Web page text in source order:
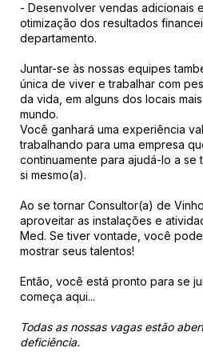
- Desenvolver vendas adicionais
otimização dos resultados
departamento.
Juntar-se às nossas equipes
única de viver e trabalhar com
da vida, em alguns dos locais
mundo.
Você ganhará uma experiência
trabalhando para uma empresa
continuamente para ajudá-lo a se
si mesmo(a).
Ao se tornar Consultor(a) de
aproveitar as instalações e
Med. Se tiver vontade, você
mostrar seus talentos!
Então, você está pronto para se
começa aqui...
Todas as nossas vagas estão
deficiência.